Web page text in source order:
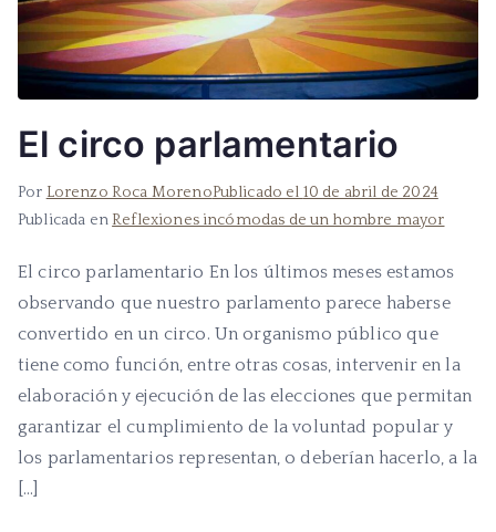
El circo parlamentario
Por Lorenzo Roca MorenoPublicado el 10 de abril de 2024
Publicada en Reflexiones incómodas de un hombre mayor
El circo parlamentario En los últimos meses estamos
observando que nuestro parlamento parece haberse
convertido en un circo. Un organismo público que
tiene como función, entre otras cosas, intervenir en la
elaboración y ejecución de las elecciones que permitan
garantizar el cumplimiento de la voluntad popular y
los parlamentarios representan, o deberían hacerlo, a la
[…]